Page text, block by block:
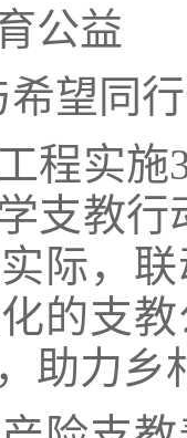
公益
望同
程实施
教行
际，
的支
助力乡